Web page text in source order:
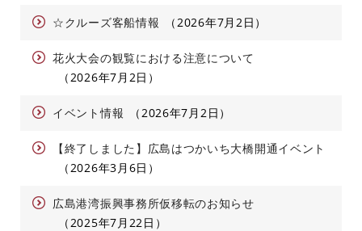
☆クルーズ客船情報 2026年7月2日
花火大会の観覧における注意について
2026年7月2日
イベント情報 2026年7月2日
【終了しました】広島はつかいち大橋開通イベント
2026年3月6日
広島港湾振興事務所仮移転のお知らせ
2025年7月22日